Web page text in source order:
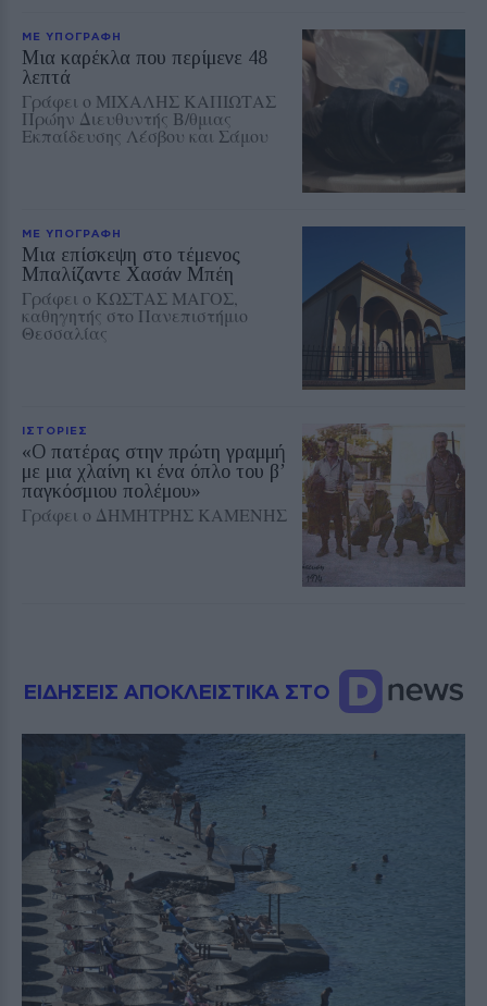
ΜΕ ΥΠΟΓΡΑΦΗ
Μια καρέκλα που περίμενε 48
λεπτά
Γράφει ο ΜΙΧΑΛΗΣ ΚΑΠΙΩΤΑΣ
Πρώην Διευθυντής Β/θμιας
Εκπαίδευσης Λέσβου και Σάμου
ΜΕ ΥΠΟΓΡΑΦΗ
Μια επίσκεψη στο τέμενος
Μπαλίζαντε Χασάν Μπέη
Γράφει ο ΚΩΣΤΑΣ ΜΑΓΟΣ,
καθηγητής στο Πανεπιστήμιο
Θεσσαλίας
ΙΣΤΟΡΙΕΣ
«Ο πατέρας στην πρώτη γραμμή
με μια χλαίνη κι ένα όπλο του β’
παγκόσμιου πολέμου»
Γράφει ο ΔΗΜΗΤΡΗΣ ΚΑΜΕΝΗΣ
ΕΙΔΗΣΕΙΣ ΑΠΟΚΛΕΙΣΤΙΚΑ ΣΤΟ